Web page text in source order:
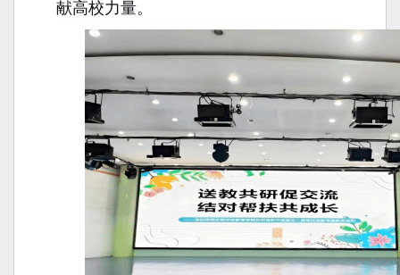
献高校力量。